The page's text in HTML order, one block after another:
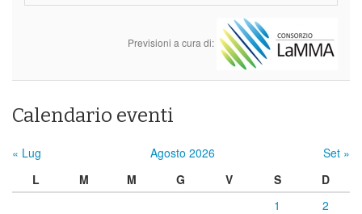
Previsioni a cura di:
Calendario eventi
« Lug Agosto 2026
Set »
L
M M G V S
D
1
2